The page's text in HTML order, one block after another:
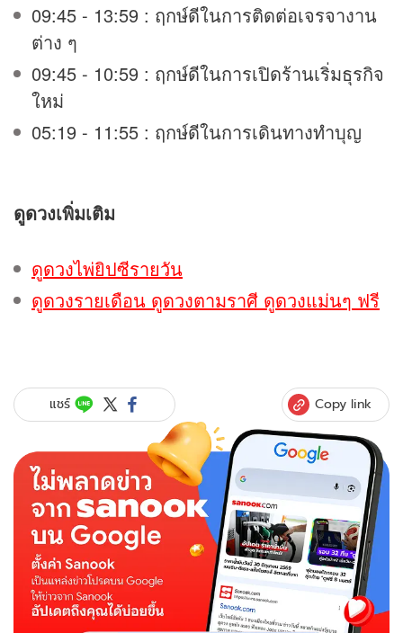
09:45 - 13:59 : ฤกษ์ดีในการติดต่อเจรจางาน
ต่าง ๆ
09:45 - 10:59 : ฤกษ์ดีในการเปิดร้านเริ่มธุรกิจ
ใหม่
05:19 - 11:55 : ฤกษ์ดีในการเดินทางทำบุญ
ดูดวงเพิ่มเติม
ดูดวงไพ่ยิปซีรายวัน
ดูดวงรายเดือน ดูดวงตามราศี ดูดวงแม่นๆ ฟรี
แชร์ Copy link